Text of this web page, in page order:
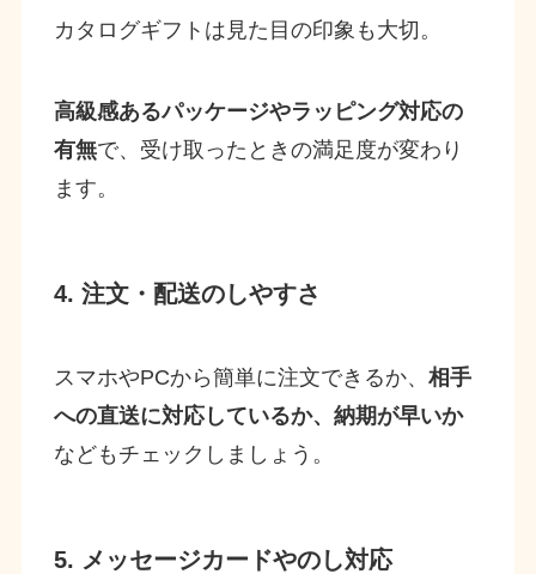
カタログギフトは見た目の印象も大切。
高級感あるパッケージやラッピング対応の
有無で、受け取ったときの満足度が変わり
ます。
4. 注文・配送のしやすさ
スマホやPCから簡単に注文できるか、 相手
への直送に対応しているか、納期が早いか
などもチェックしましょう。
5. メッセージカードやのし対応